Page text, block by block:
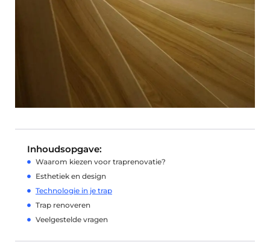
Inhoudsopgave:
Waarom kiezen voor traprenovatie?
Esthetiek en design
Technologie in je trap
Trap renoveren
Veelgestelde vragen